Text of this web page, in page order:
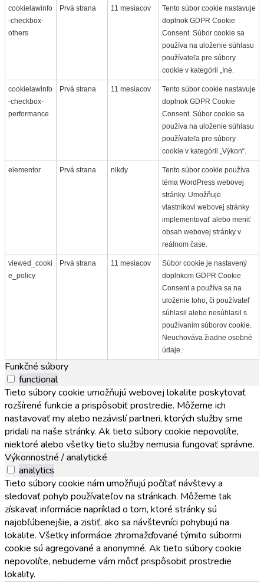
cookielawinfo
-checkbox-
others
Prvá strana 11 mesiacov
Tento súbor cookie nastavuje
doplnok GDPR Cookie
Consent. Súbor cookie sa
používa na uloženie súhlasu
používateľa pre súbory
cookie v kategórii „Iné.
cookielawinfo
-checkbox-
performance
Prvá strana 11 mesiacov
Tento súbor cookie nastavuje
doplnok GDPR Cookie
Consent. Súbor cookie sa
používa na uloženie súhlasu
používateľa pre súbory
cookie v kategórii „Výkon“.
elementor Prvá strana nikdy
Tento súbor cookie používa
téma WordPress webovej
stránky. Umožňuje
vlastníkovi webovej stránky
implementovať alebo meniť
obsah webovej stránky v
reálnom čase.
viewed_cooki
e_policy
Prvá strana 11 mesiacov
Súbor cookie je nastavený
doplnkom GDPR Cookie
Consent a používa sa na
uloženie toho, či používateľ
súhlasil alebo nesúhlasil s
používaním súborov cookie.
Neuchováva žiadne osobné
údaje.
Funkčné súbory
functional
Tieto súbory cookie umožňujú webovej lokalite poskytovať
rozšírené funkcie a prispôsobiť prostredie. Môžeme ich
nastavovať my alebo nezávislí partneri, ktorých služby sme
pridali na naše stránky. Ak tieto súbory cookie nepovolíte,
niektoré alebo všetky tieto služby nemusia fungovať správne.
Výkonnostné / analytické
analytics
Tieto súbory cookie nám umožňujú počítať návštevy a
sledovať pohyb používateľov na stránkach. Môžeme tak
získavať informácie napríklad o tom, ktoré stránky sú
najobľúbenejšie, a zistiť, ako sa návštevníci pohybujú na
lokalite. Všetky informácie zhromažďované týmito súbormi
cookie sú agregované a anonymné. Ak tieto súbory cookie
nepovolíte, nebudeme vám môcť prispôsobiť prostredie
lokality.